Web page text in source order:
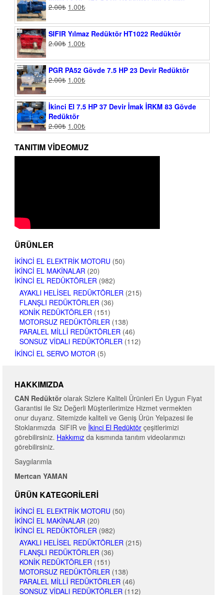
2.00₺ 1.00₺
SIFIR Yılmaz Redüktör HT1022 Redüktör
2.00₺ 1.00₺
PGR PA52 Gövde 7.5 HP 23 Devir Redüktör
2.00₺ 1.00₺
İkinci El 7.5 HP 37 Devir İmak İRKM 83 Gövde
Redüktör
2.00₺ 1.00₺
TANITIM VIDEOMUZ
ÜRÜNLER
İKINCI EL ELEKTRIK MOTORU (50)
İKINCI EL MAKINALAR (20)
İKINCI EL REDÜKTÖRLER (982)
AYAKLI HELISEL REDÜKTÖRLER (215)
FLANŞLI REDÜKTÖRLER (36)
KONIK REDÜKTÖRLER (151)
MOTORSUZ REDÜKTÖRLER (138)
PARALEL MILLI REDÜKTÖRLER (46)
SONSUZ VIDALI REDÜKTÖRLER (112)
İKINCI EL SERVO MOTOR (5)
HAKKIMIZDA
CAN Redüktörolarak Sizlere Kaliteli Ürünleri En Uygun Fiyat
Garantisi ile Siz Değerli Müşterilerimize Hizmet vermekten
onur duyarız. Sitemizde kaliteli ve Geniş Ürün Yelpazesi ile
Stoklarımızda SIFIR ve İkinci El Redüktör çeşitlerimizi
görebilirsiniz. Hakkımız da kısmında tanıtım videolarımızı
görebilirsiniz.
Saygılarımla
Mertcan YAMAN
ÜRÜN KATEGORILERI
İKINCI EL ELEKTRIK MOTORU (50)
İKINCI EL MAKINALAR (20)
İKINCI EL REDÜKTÖRLER (982)
AYAKLI HELISEL REDÜKTÖRLER (215)
FLANŞLI REDÜKTÖRLER (36)
KONIK REDÜKTÖRLER (151)
MOTORSUZ REDÜKTÖRLER (138)
PARALEL MILLI REDÜKTÖRLER (46)
SONSUZ VIDALI REDÜKTÖRLER (112)